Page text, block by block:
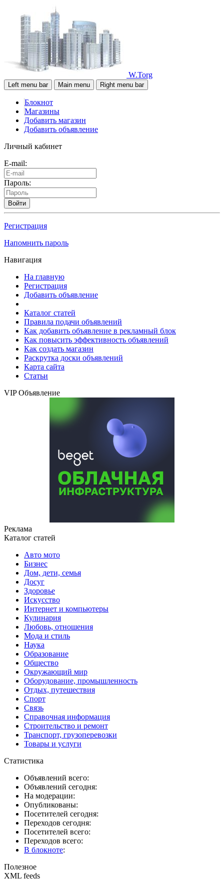
W.Torg
Left menu bar Main menu Right menu bar
Блокнот
Магазины
Добавить магазин
Добавить объявление
Личный кабинет
E-mail:
Пароль:
Войти
Регистрация
Напомнить пароль
Навигация
На главную
Регистрация
Добавить объявление
Каталог статей
Правила подачи объявлений
Как добавить объявление в рекламный блок
Как повысить эффективность объявлений
Как создать магазин
Раскрутка доски объявлений
Карта сайта
Статьи
VIP Объявление
Реклама
Каталог статей
Авто мото
Бизнес
Дом, дети, семья
Досуг
Здоровье
Искусство
Интернет и компьютеры
Кулинария
Любовь, отношения
Мода и стиль
Наука
Образование
Общество
Окружающий мир
Оборудование, промышленность
Отдых, путешествия
Спорт
Связь
Справочная информация
Строительство и ремонт
Транспорт, грузоперевозки
Товары и услуги
Статистика
Объявлений всего:
Объявлений сегодня:
На модерации:
Опубликованы:
Посетителей сегодня:
Переходов сегодня:
Посетителей всего:
Переходов всего:
В блокноте:
Полезное
XML feeds